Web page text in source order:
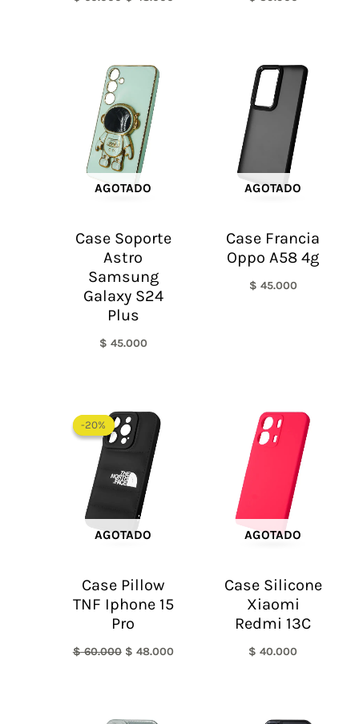
AGOTADO
Case Soporte
Astro
Samsung
Galaxy S24
Plus
$ 45.000
AGOTADO
Case Francia
Oppo A58 4g
$ 45.000
-20%
AGOTADO
-20%
Case Pillow
TNF Iphone 15
Pro
$60.000
precio
original
era:
$ 60.000.
$ 48.000
AGOTADO
Case Silicone
Xiaomi
Redmi 13C
$ 40.000